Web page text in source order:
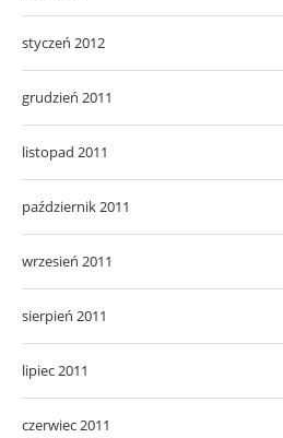
styczeń 2012
grudzień 2011
listopad 2011
październik 2011
wrzesień 2011
sierpień 2011
lipiec 2011
czerwiec 2011